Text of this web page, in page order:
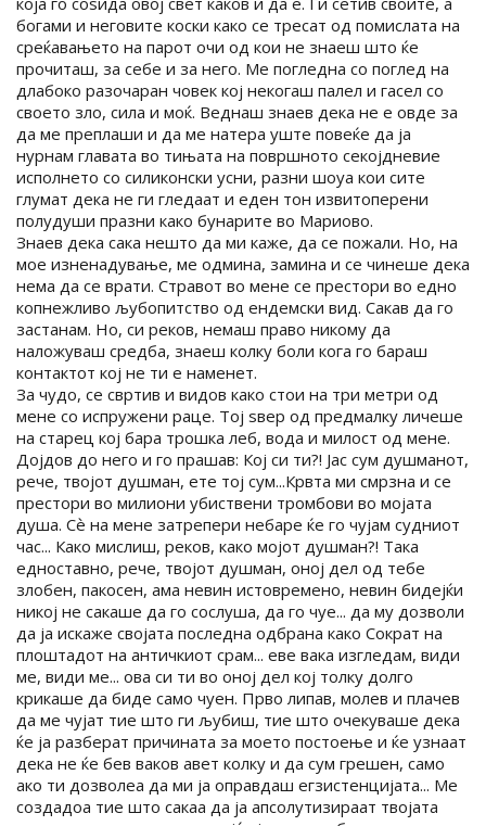
богами и неговите коски како се тресат од помислата на
среќавањето на парот очи од кои не знаеш што ќе
прочиташ, за себе и за него. Ме погледна со поглед на
длабоко разочаран човек кој некогаш палел и гасел со
своето зло, сила и моќ. Веднаш знаев дека не е овде за
да ме преплаши и да ме натера уште повеќе да ја
нурнам главата во тињата на површното секојдневие
исполнето со силиконски усни, разни шоуа кои сите
глумат дека не ги гледаат и еден тон извитоперени
полудуши празни како бунарите во Мариово.
Знаев дека сака нешто да ми каже, да се пожали. Но, на
мое изненадување, ме одмина, замина и се чинеше дека
нема да се врати. Стравот во мене се престори во едно
копнежливо љубопитство од ендемски вид. Сакав да го
застанам. Но, си реков, немаш право никому да
наложуваш средба, знаеш колку боли кога го бараш
контактот кој не ти е наменет.
За чудо, се свртив и видов како стои на три метри од
мене со испружени раце. Тој ѕвер од предмалку личеше
на старец кој бара трошка леб, вода и милост од мене.
Дојдов до него и го прашав: Кој си ти?! Јас сум душманот,
рече, твојот душман, ете тој сум...Крвта ми смрзна и се
престори во милиони убиствени тромбови во мојата
душа. Сѐ на мене затрепери небаре ќе го чујам судниот
час... Како мислиш, реков, како мојот душман?! Така
едноставно, рече, твојот душман, оној дел од тебе
злобен, пакосен, ама невин истовремено, невин бидејќи
никој не сакаше да го сослуша, да го чуе... да му дозволи
да ја искаже својата последна одбрана како Сократ на
плоштадот на античкиот срам... еве вака изгледам, види
ме, види ме... ова си ти во оној дел кој толку долго
крикаше да биде само чуен. Прво липав, молев и плачев
да ме чујат тие што ги љубиш, тие што очекуваше дека
ќе ја разберат причината за моето постоење и ќе узнаат
дека не ќе бев ваков авет колку и да сум грешен, само
ако ти дозволеа да ми ја оправдаш егзистенцијата... Ме
создадоа тие што сакаа да ја апсолутизираат твојата